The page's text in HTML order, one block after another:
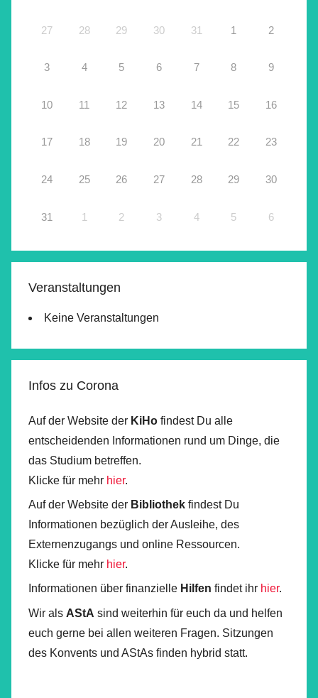
27 28 29 30 31 1 2
3 4 5 6 7 8 9
10 11 12 13 14 15 16
17 18 19 20 21 22 23
24 25 26 27 28 29 30
31 1 2 3 4 5 6
Veranstaltungen
Keine Veranstaltungen
Infos zu Corona
Auf der Website der KiHo findest Du alle
entscheidenden Informationen rund um Dinge, die
das Studium betreffen.
Klicke für mehr hier.
Auf der Website der Bibliothek findest Du
Informationen bezüglich der Ausleihe, des
Externenzugangs und online Ressourcen.
Klicke für mehr hier.
Informationen über finanzielle Hilfen findet ihr hier.
Wir als AStA sind weiterhin für euch da und helfen
euch gerne bei allen weiteren Fragen. Sitzungen
des Konvents und AStAs finden hybrid statt.